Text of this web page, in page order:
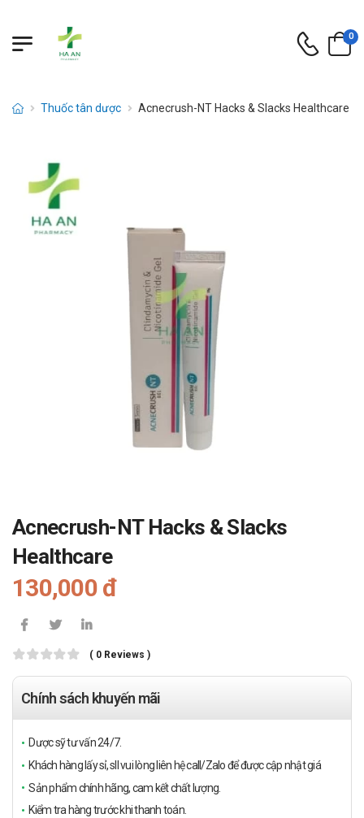
0
Thuốc tân dược Acnecrush-NT Hacks & Slacks Healthcare
Acnecrush-NT Hacks & Slacks
Healthcare
130,000 đ
( 0 Reviews )
Chính sách khuyến mãi
Dược sỹ tư vấn 24/7.
Khách hàng lấy sỉ, sll vui lòng liên hệ call/Zalo để được cập nhật giá
Sản phẩm chính hãng, cam kết chất lượng.
Kiểm tra hàng trước khi thanh toán.